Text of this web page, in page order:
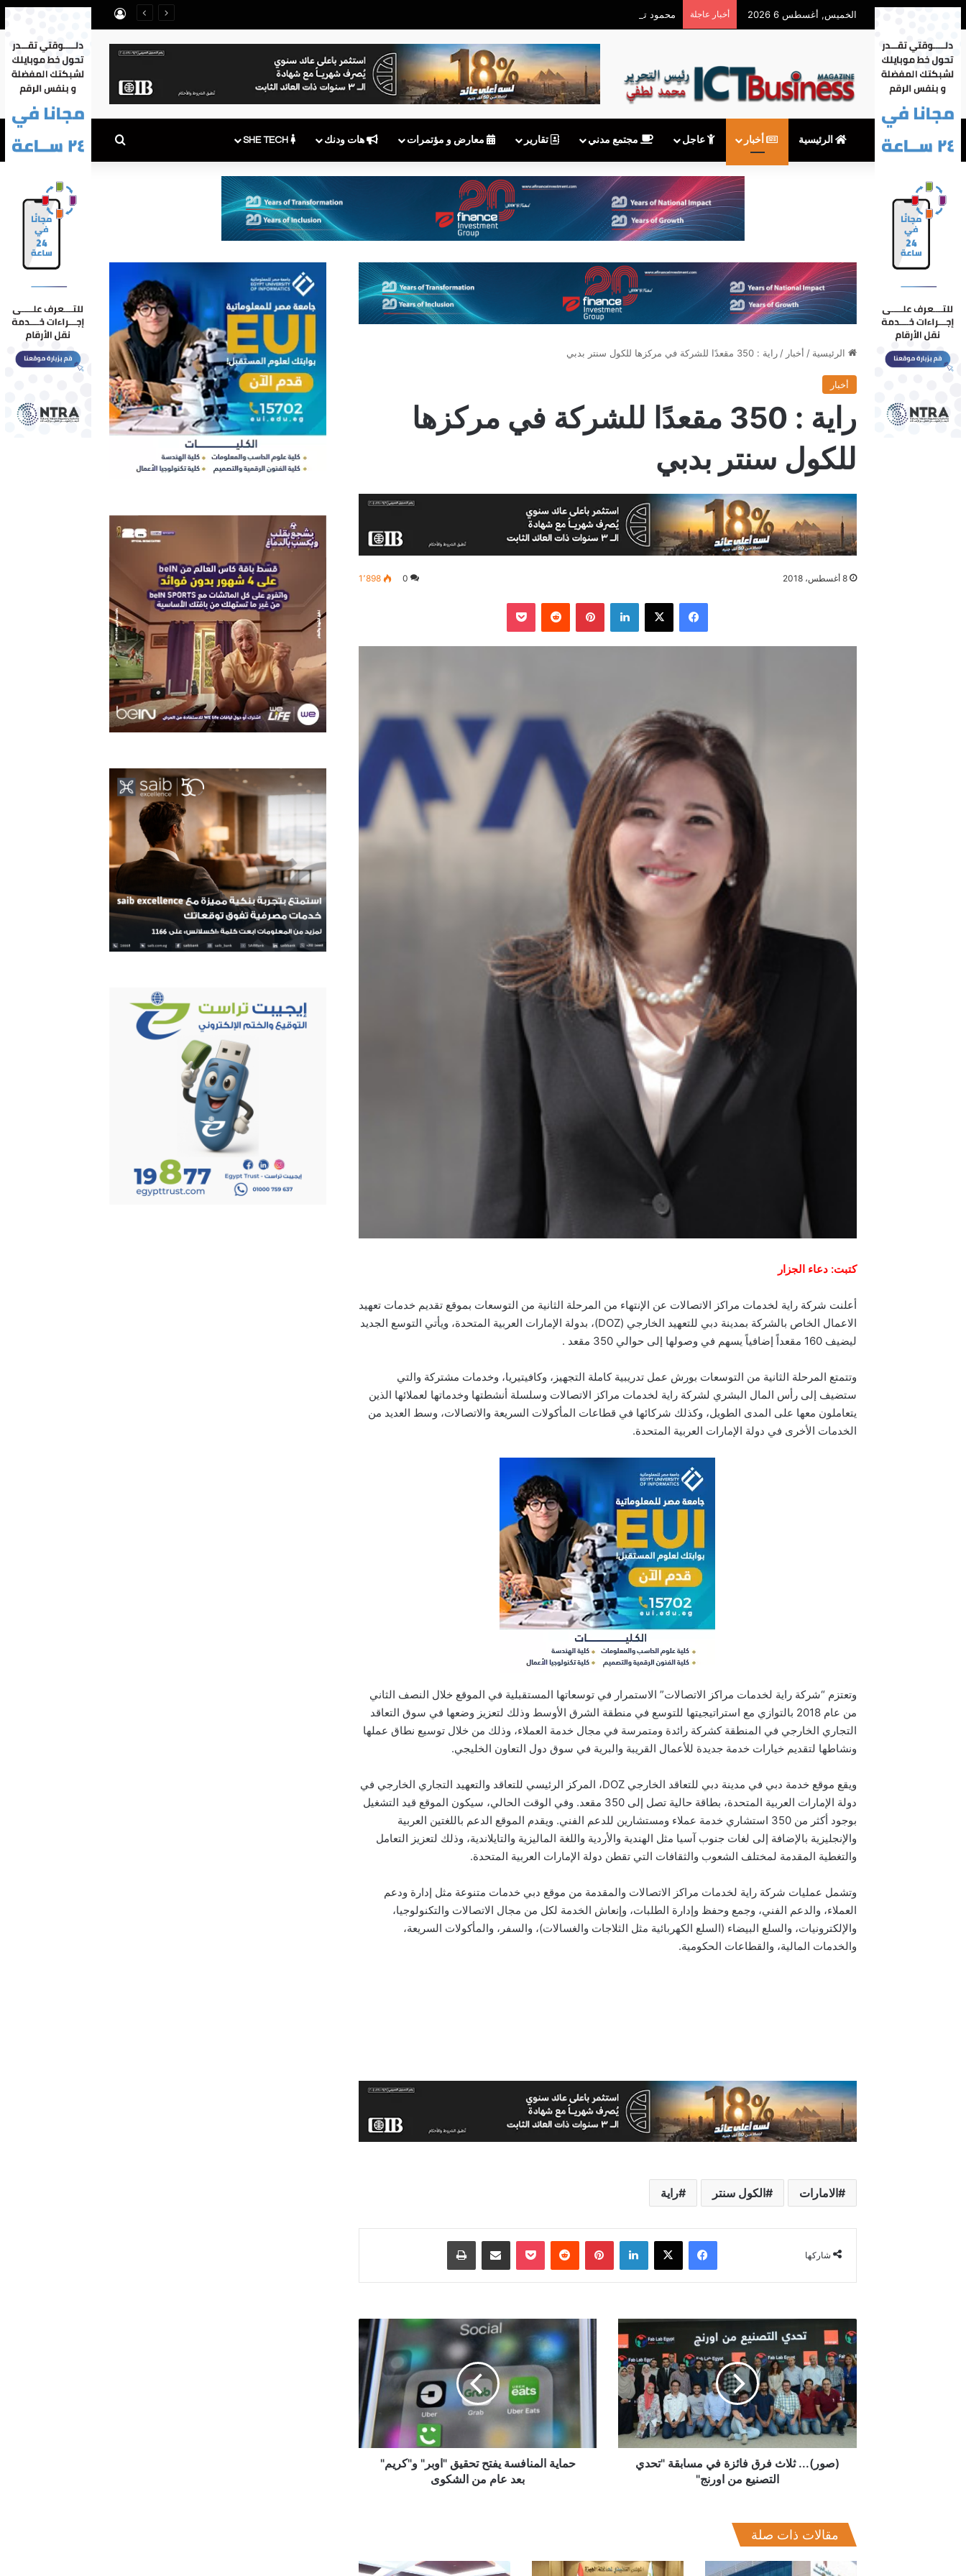
الخميس, أغسطس 6 2026 أخبار عاجلة محمود توفيق يكتب: بعد توقف MyNTRA.. هل يكفي شعار «نقوم بالتحديث»؟ تسجيل الدخول
الرئيسية أخبار عاجل مجتمع مدني تقارير معارض و مؤتمرات هات ودنك بحث عن
الرئيسية / أخبار /راية : 350 مقعدًا للشركة في مركزها للكول سنتر بدبي
أخبار
راية : 350 مقعدًا للشركة في مركزها
للكول سنتر بدبي
8 أغسطس، 2018 0 1٬898
فيسبوك ‫X لينكدإن بينتيريست
‏Reddit
‫Pocket
كتبت: دعاء الجزار
أعلنت شركة راية لخدمات مراكز الاتصالات عن الإنتهاء من المرحلة الثانية من التوسعات بموقع تقديم خدمات تعهيد
الاعمال الخاص بالشركة بمدينة دبي للتعهيد الخارجي (DOZ)، بدولة الإمارات العربية المتحدة، ويأتي التوسع الجديد
ليضيف 160 مقعداً إضافياً يسهم في وصولها إلى حوالي 350 مقعد .
وتتمتع المرحلة الثانية من التوسعات بورش عمل تدريبية كاملة التجهيز، وكافيتيريا، وخدمات مشتركة والتي
ستضيف إلى رأس المال البشري لشركة راية لخدمات مراكز الاتصالات وسلسلة أنشطتها وخدماتها لعملائها الذين
يتعاملون معها على المدى الطويل، وكذلك شركائها في قطاعات المأكولات السريعة والاتصالات، وسط العديد من
الخدمات الأخرى في دولة الإمارات العربية المتحدة.
وتعتزم “شركة راية لخدمات مراكز الاتصالات” الاستمرار في توسعاتها المستقبلية في الموقع خلال النصف الثاني
من عام 2018 بالتوازي مع استراتيجيتها للتوسع في منطقة الشرق الأوسط وذلك لتعزيز وضعها في سوق التعاقد
التجاري الخارجي في المنطقة كشركة رائدة ومتمرسة في مجال خدمة العملاء، وذلك من خلال توسيع نطاق عملها
ونشاطها لتقديم خيارات خدمة جديدة للأعمال القريبة والبرية في سوق دول التعاون الخليجي.
ويقع موقع خدمة دبي في مدينة دبي للتعاقد الخارجي DOZ، المركز الرئيسي للتعاقد والتعهيد التجاري الخارجي في
دولة الإمارات العربية المتحدة، بطاقة حالية تصل إلى 350 مقعد. وفي الوقت الحالي، سيكون الموقع قيد التشغيل
بوجود أكثر من 350 استشاري خدمة عملاء ومستشارين للدعم الفني. ويقدم الموقع الدعم باللغتين العربية
والإنجليزية بالإضافة إلى لغات جنوب آسيا مثل الهندية والأردية واللغة الماليزية والتايلاندية، وذلك لتعزيز التعامل
والتغطية المقدمة لمختلف الشعوب والثقافات التي تقطن دولة الإمارات العربية المتحدة.
وتشمل عمليات شركة راية لخدمات مراكز الاتصالات والمقدمة من موقع دبي خدمات متنوعة مثل إدارة ودعم
العملاء، والدعم الفني، وجمع وحفظ وإدارة الطلبات، وإنعاش الخدمة لكل من مجال الاتصالات والتكنولوجيا،
والإلكترونيات، والسلع البيضاء (السلع الكهربائية مثل الثلاجات والغسالات)، والسفر، والمأكولات السريعة،
والخدمات المالية، والقطاعات الحكومية.
الامارات الكول سنتر راية
شاركها
فيسبوك ‫X لينكدإن بينتيريست
‏Reddit
‫Pocket مشاركة عبر البريد طباعة
ثلاث
فرق
فائزة
في
مسابقة
"تحدي
التصنيع
من
اورنج"(صور)... ثلاث فرق فائزة في مسابقة "تحدي
التصنيع من اورنج"
حماية
المنافسة
تحقيق
"اوبر"
و"كريم"
بعد
عام
من
الشكوىحماية المنافسة يفتح تحقيق "اوبر" و"كريم"
بعد عام من الشكوى
مقالات ذات صلة